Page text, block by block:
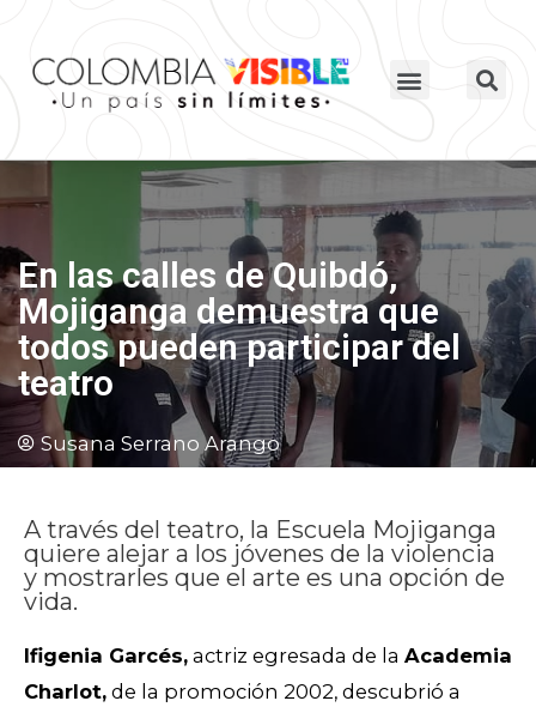
En las calles de Quibdó,
Mojiganga demuestra que
todos pueden participar del
teatro
Susana Serrano Arango
A través del teatro, la Escuela Mojiganga
quiere alejar a los jóvenes de la violencia
y mostrarles que el arte es una opción de
vida.
Ifigenia Garcés, actriz egresada de la Academia
Charlot, de la promoción 2002, descubrió a